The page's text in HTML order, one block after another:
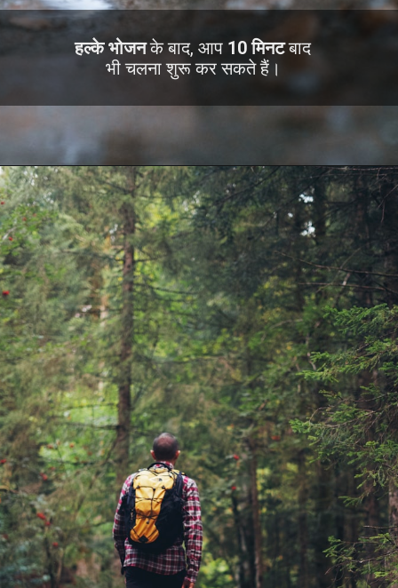
हल्के भोजनके बाद, आप 10 मिनटबाद
भी चलना शुरू कर सकते हैं।